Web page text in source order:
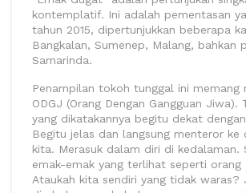
kontemplatif. Ini adalah pementasan
tahun 2015, dipertunjukkan beberapa
Bangkalan, Sumenep, Malang, bahkan
Samarinda.
Penampilan tokoh tunggal ini memang
ODGJ (Orang Dengan Gangguan Jiwa).
yang dikatakannya begitu dekat
Begitu jelas dan langsung menteror ke
kita. Merasuk dalam diri di kedalaman.
emak-emak yang terlihat seperti orang
Ataukah kita sendiri yang tidak waras?